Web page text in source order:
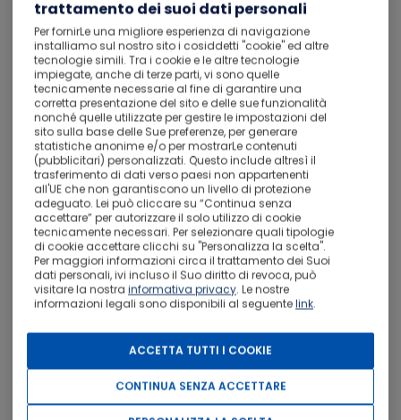
201 Hotel
8,3
Ottimo
7820
Kópavogur - A 4,5 km dal centro
CON COLAZIONE
Hlidasmari 5, Kópavogur 201
Standard Double Room,1 Queen Bed,NonSmoking
Da 201 Hotel in una zona commerciale di Kópavogur con
meno di 10 minuti al volante potrai raggiungere Sentiero
Laugavegur e Hallgrimskirkja. Questo hotel si trova a 9,1
km da Porto di Reykjavik e 4,9 km da Laguna del Cielo.
Le opportunità di svago non mancano: avrai a
disposizione una palestra aperta giorno e notte, oltre a il
Wi-Fi gratuito e servizi di concierge.
Soggiorna in una delle 102 camere della struttura,
Ulteriori informazioni
trattamento dei suoi dati personali
Per fornirLe una migliore esperienza di navigazione
installiamo sul nostro sito i cosiddetti "cookie" ed altre
tecnologie simili. Tra i cookie e le altre tecnologie
impiegate, anche di terze parti, vi sono quelle
tecnicamente necessarie al fine di garantire una
corretta presentazione del sito e delle sue funzionalità
nonché quelle utilizzate per gestire le impostazioni del
sito sulla base delle Sue preferenze, per generare
statistiche anonime e/o per mostrarLe contenuti
(pubblicitari) personalizzati. Questo include altresì il
trasferimento di dati verso paesi non appartenenti
all'UE che non garantiscono un livello di protezione
adeguato. Lei può cliccare su “Continua senza
accettare” per autorizzare il solo utilizzo di cookie
tecnicamente necessari. Per selezionare quali tipologie
di cookie accettare clicchi su "Personalizza la scelta".
Per maggiori informazioni circa il trattamento dei Suoi
dati personali, ivi incluso il Suo diritto di revoca, può
visitare la nostra informativa privacy. Le nostre
informazioni legali sono disponibili al seguentelink.
ACCETTA TUTTI I COOKIE
CONTINUA SENZA ACCETTARE